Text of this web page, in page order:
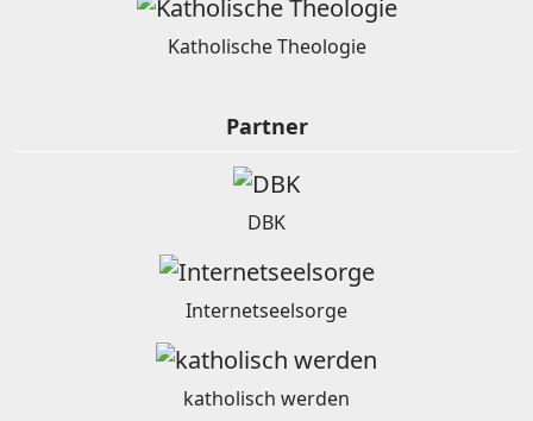
Katholische Theologie
Partner
DBK
Internetseelsorge
katholisch werden